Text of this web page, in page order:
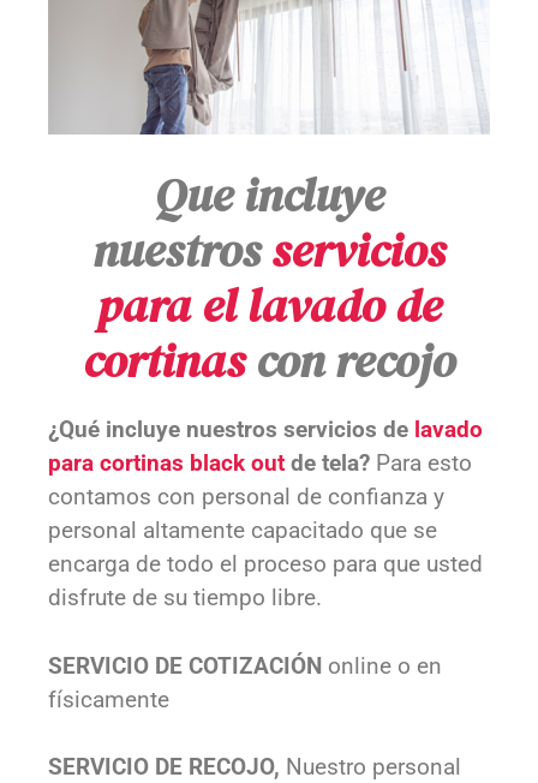
Que incluye
nuestrosservicios
para el lavado de
cortinascon recojo
¿Qué incluye nuestros servicios de lavado
para cortinas black out de tela? Para esto
contamos con personal de confianza y
personal altamente capacitado que se
encarga de todo el proceso para que usted
disfrute de su tiempo libre.
SERVICIO DE COTIZACIÓN online o en
físicamente
SERVICIO DE RECOJO, Nuestro personal